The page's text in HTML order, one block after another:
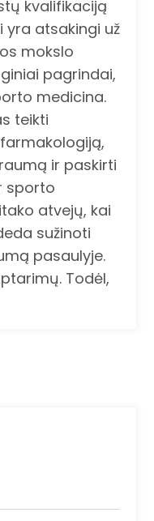
kvalifikaciją
atsakingi už
mokslo
pagrindai,
medicina.
teikti
ir paskirti
sporto
atvejų, kai
sužinoti
pasaulyje.
Todėl,